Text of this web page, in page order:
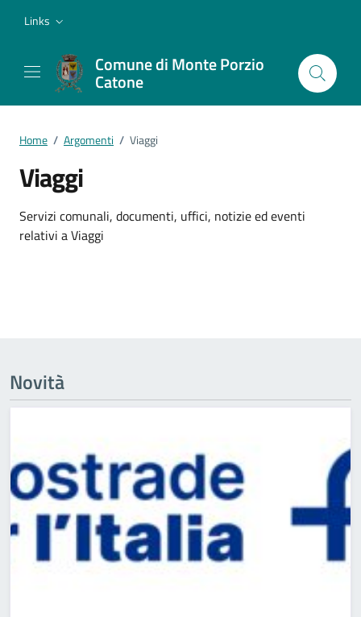
Links
Comune di Monte Porzio
Catone
Home / Argomenti / Viaggi
Viaggi
Dettagli dell'argomento
Servizi comunali, documenti, uffici, notizie ed eventi
relativi a Viaggi
Novità